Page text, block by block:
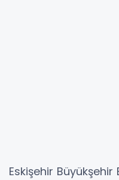
Eskişehir Büyükşehir